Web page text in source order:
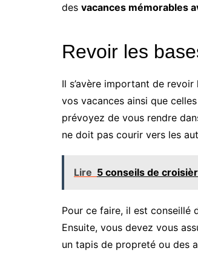
des vacances mémorables
Revoir les
Il s’avère important de
vos vacances ainsi que
prévoyez de vous rendre
ne doit pas courir vers les
Lire 5 conseils de
Pour ce faire, il est conseillé
Ensuite, vous devez vous
un tapis de propreté ou des